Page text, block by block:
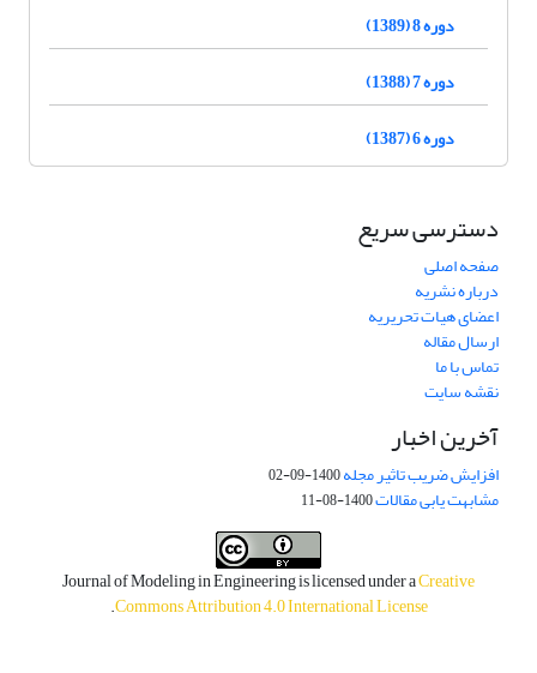
دوره 8 (1389)
دوره 7 (1388)
دوره 6 (1387)
دسترسی سریع
صفحه اصلی
درباره نشریه
اعضای هیات تحریریه
ارسال مقاله
تماس با ما
نقشه سایت
آخرین اخبار
افزایش ضریب تاثیر مجله1400-09-02
مشابهت یابی مقالات1400-08-11
Journal of Modeling in Engineering is licensed under aCreative
Commons Attribution 4.0 International License
.